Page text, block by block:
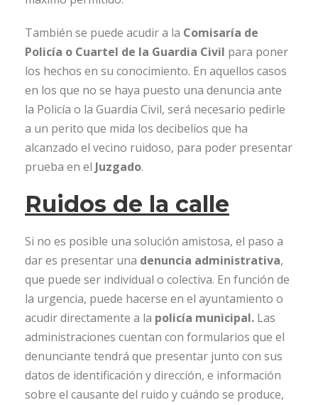
También se puede acudir a la Comisaría de
Policía o Cuartel de la Guardia Civil para poner
los hechos en su conocimiento. En aquellos casos
en los que no se haya puesto una denuncia ante
la Policía o la Guardia Civil, será necesario pedirle
a un perito que mida los decibelios que ha
alcanzado el vecino ruidoso, para poder presentar
prueba en el Juzgado.
Ruidos de la calle
Si no es posible una solución amistosa, el paso a
dar es presentar una denuncia administrativa,
que puede ser individual o colectiva. En función de
la urgencia, puede hacerse en el ayuntamiento o
acudir directamente a la policía municipal. Las
administraciones cuentan con formularios que el
denunciante tendrá que presentar junto con sus
datos de identificación y dirección, e información
sobre el causante del ruido y cuándo se produce,